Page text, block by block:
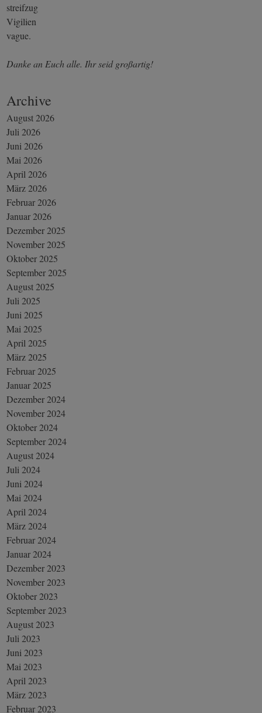
streifzug
Vigilien
vague.
Danke an Euch alle. Ihr seid großartig!
Archive
August 2026
Juli 2026
Juni 2026
Mai 2026
April 2026
März 2026
Februar 2026
Januar 2026
Dezember 2025
November 2025
Oktober 2025
September 2025
August 2025
Juli 2025
Juni 2025
Mai 2025
April 2025
März 2025
Februar 2025
Januar 2025
Dezember 2024
November 2024
Oktober 2024
September 2024
August 2024
Juli 2024
Juni 2024
Mai 2024
April 2024
März 2024
Februar 2024
Januar 2024
Dezember 2023
November 2023
Oktober 2023
September 2023
August 2023
Juli 2023
Juni 2023
Mai 2023
April 2023
März 2023
Februar 2023